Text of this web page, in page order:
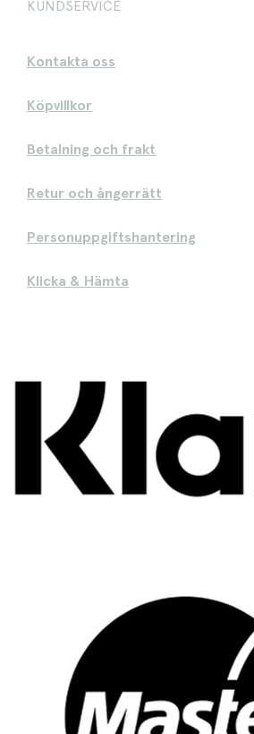
KUNDSERVICE
Kontakta oss
Köpvillkor
Betalning och frakt
Retur och ångerrätt
Personuppgiftshantering
Klicka & Hämta